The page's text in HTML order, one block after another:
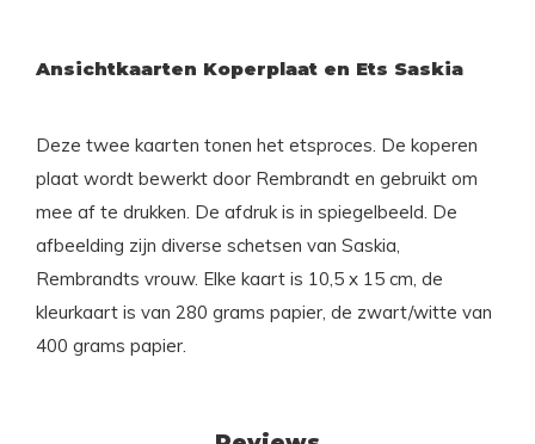
Ansichtkaarten Koperplaat en Ets Saskia
Deze twee kaarten tonen het etsproces. De koperen
plaat wordt bewerkt door Rembrandt en gebruikt om
mee af te drukken. De afdruk is in spiegelbeeld. De
afbeelding zijn diverse schetsen van Saskia,
Rembrandts vrouw. Elke kaart is 10,5 x 15 cm, de
kleurkaart is van 280 grams papier, de zwart/witte van
400 grams papier.